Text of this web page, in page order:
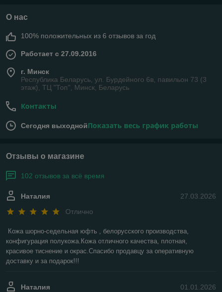
О нас
100% положительных из 6 отзывов за год
Работает с 27.09.2016
г. Минск
Республика Беларусь, ул. Бурдейного 6в, павильон 73 (3
этаж), ТЦ "Топ", Минск, Беларусь
Контакты
Сегодня выходнойПоказать весь график работы
Отзывы о магазине
102 отзывов за всё время
27.03.2026
Наталия
Отлично
Кожа шорно-седельная юфть , белорусского производства,
конфигурация полукожа.Кожа отличного качества, плотная,
красивое тиснение и окрас.Спасибо продавцу за оперативную
доставку и за подарок!!!
01.01.2026
Наталия